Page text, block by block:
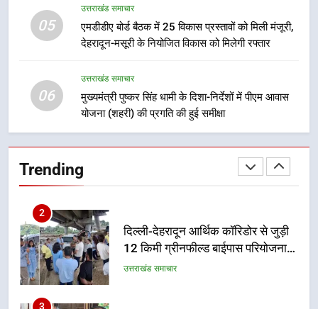
05
उत्तराखंड समाचार
एमडीडीए बोर्ड बैठक में 25 विकास प्रस्तावों को मिली मंजूरी,
देहरादून-मसूरी के नियोजित विकास को मिलेगी रफ्तार
06
उत्तराखंड समाचार
मुख्यमंत्री पुष्कर सिंह धामी के दिशा-निर्देशों में पीएम आवास
योजना (शहरी) की प्रगति की हुई समीक्षा
Trending
8
भारी बारिश का अलर्ट! 6 अगस्त को
उत्तराखंड समाचार
देना सरकार की सर्वोच्च प्राथमिकता, आने
वाले महीनों में हजारों पदों पर की जाएगी
2
दिल्ली-देहरादून आर्थिक कॉरिडोर से जुड़ी
12 किमी ग्रीनफील्ड बाईपास परियोजना
का डीएम ने किया निरीक्षण; समयबद्ध एवं
उत्तराखंड समाचार